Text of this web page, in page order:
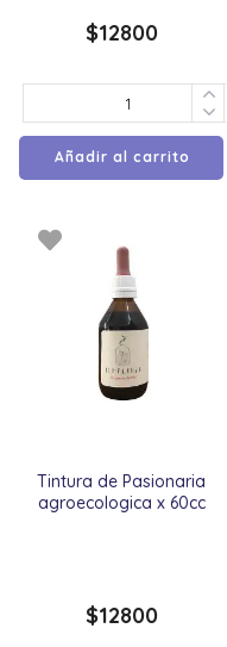
$12800
Añadir al carrito
Tintura de Pasionaria
agroecologica x 60cc
$12800